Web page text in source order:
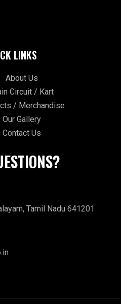
LINKS
About Us
Circuit / Kart
/ Merchandise
Our Gallery
Contact Us
Tamil Nadu 641201